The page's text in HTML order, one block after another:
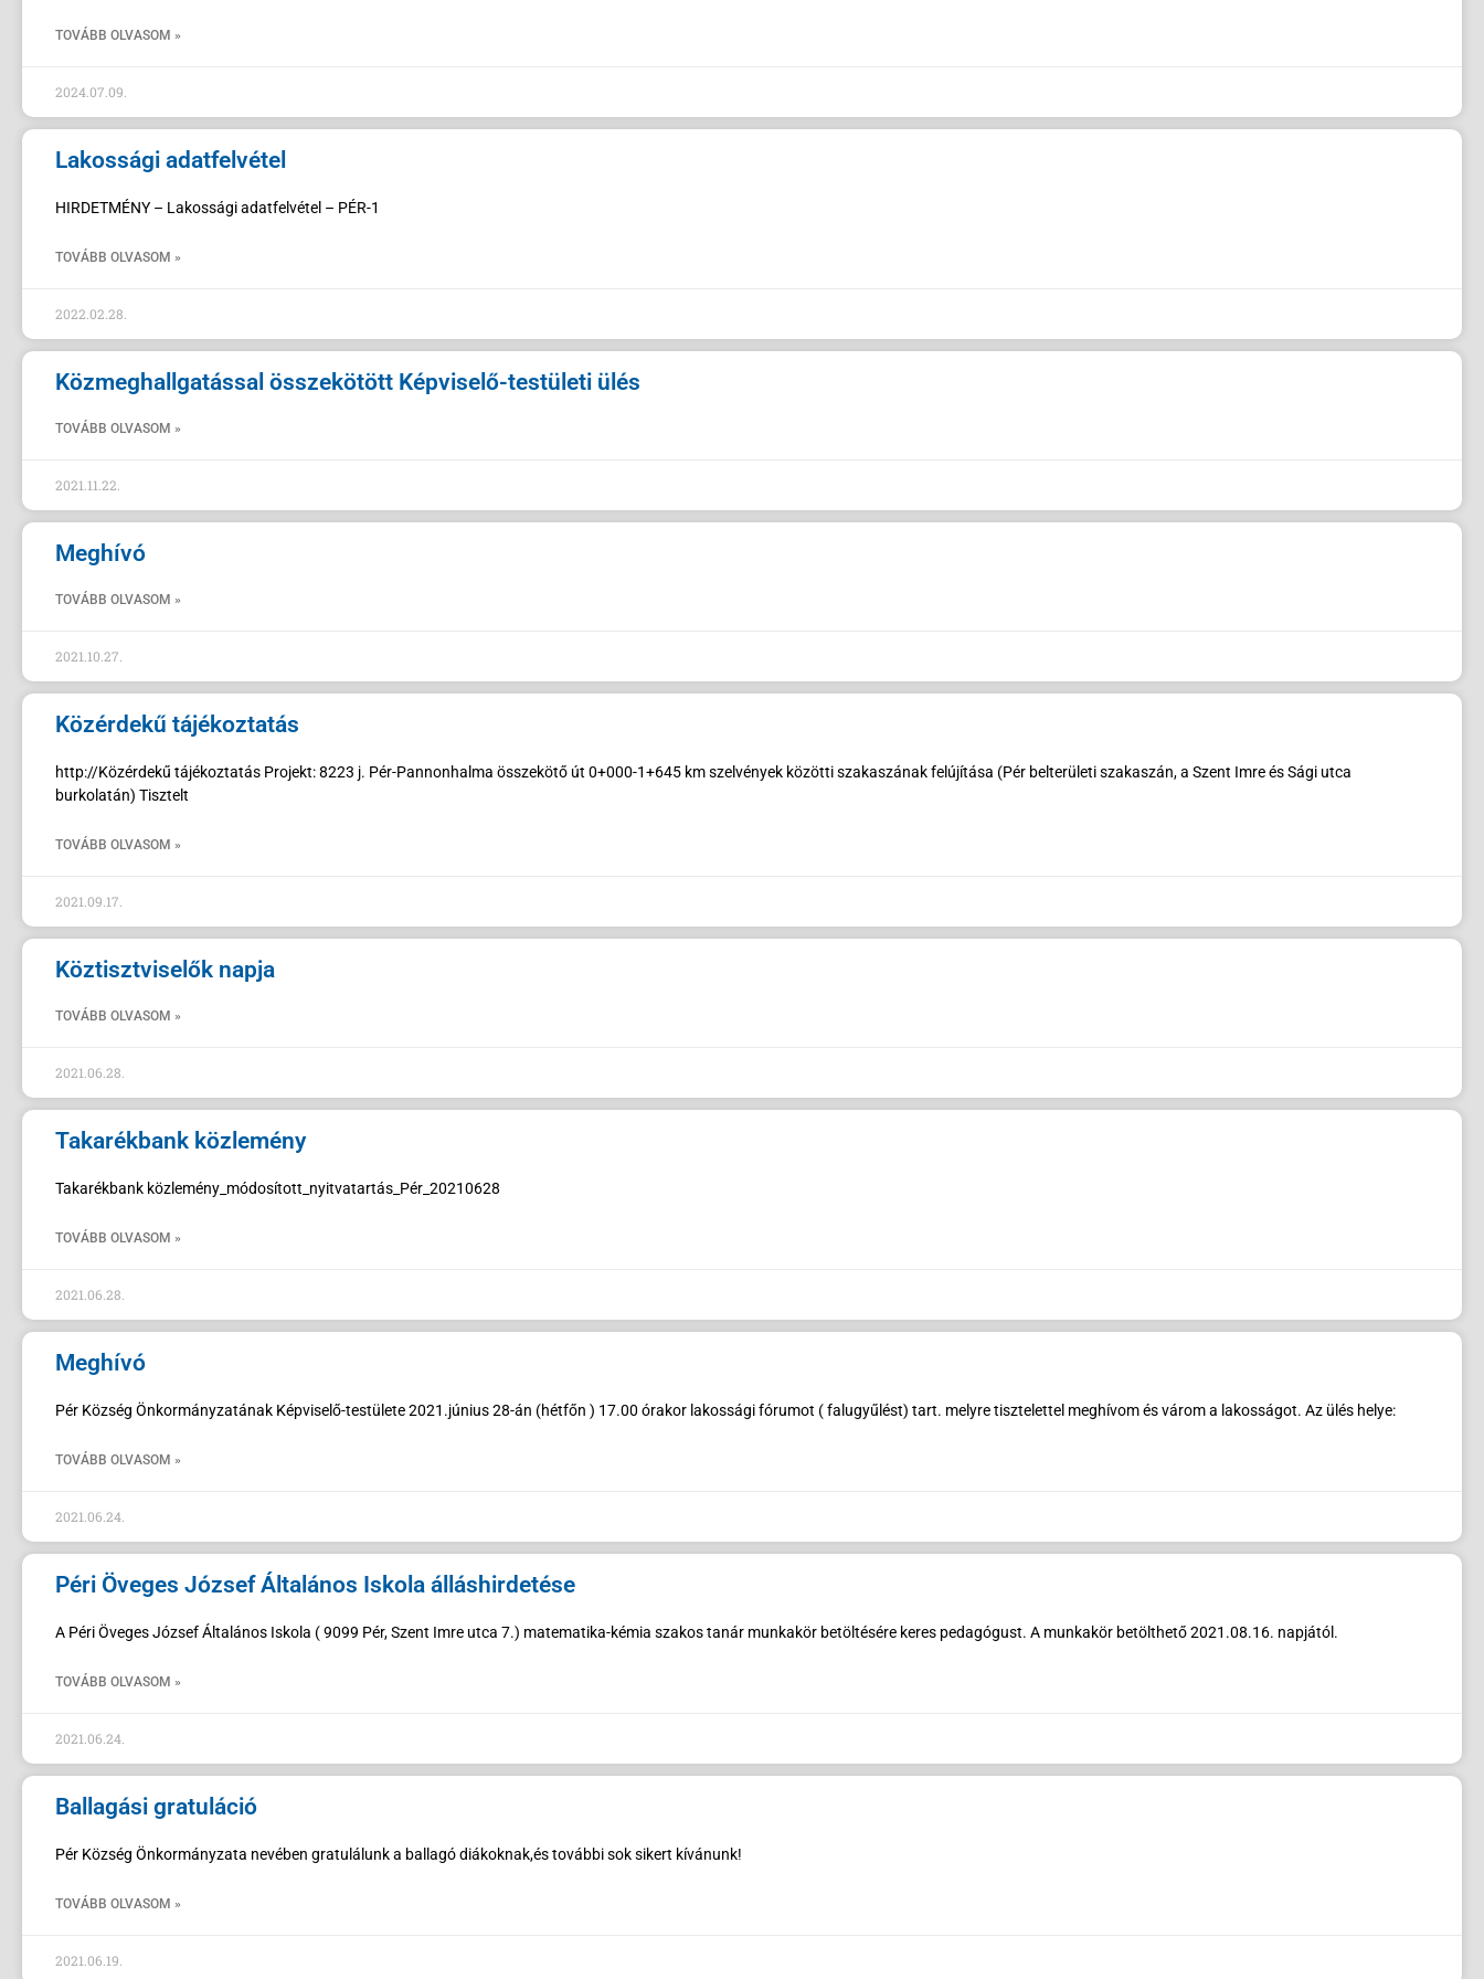
TOVÁBB OLVASOM »
2024.07.09.
Lakossági adatfelvétel
HIRDETMÉNY – Lakossági adatfelvétel – PÉR-1
TOVÁBB OLVASOM »
2022.02.28.
Közmeghallgatással összekötött Képviselő-testületi ülés
TOVÁBB OLVASOM »
2021.11.22.
Meghívó
TOVÁBB OLVASOM »
2021.10.27.
Közérdekű tájékoztatás
http://Közérdekű tájékoztatás Projekt: 8223 j. Pér-Pannonhalma összekötő út 0+000-1+645 km szelvények közötti szakaszának felújítása (Pér belterületi szakaszán, a Szent Imre és Sági utca
burkolatán) Tisztelt
TOVÁBB OLVASOM »
2021.09.17.
Köztisztviselők napja
TOVÁBB OLVASOM »
2021.06.28.
Takarékbank közlemény
Takarékbank közlemény_módosított_nyitvatartás_Pér_20210628
TOVÁBB OLVASOM »
2021.06.28.
Meghívó
Pér Község Önkormányzatának Képviselő-testülete 2021.június 28-án (hétfőn ) 17.00 órakor lakossági fórumot ( falugyűlést) tart. melyre tisztelettel meghívom és várom a lakosságot. Az ülés helye:
TOVÁBB OLVASOM »
2021.06.24.
Péri Öveges József Általános Iskola álláshirdetése
A Péri Öveges József Általános Iskola ( 9099 Pér, Szent Imre utca 7.) matematika-kémia szakos tanár munkakör betöltésére keres pedagógust. A munkakör betölthető 2021.08.16. napjától.
TOVÁBB OLVASOM »
2021.06.24.
Ballagási gratuláció
Pér Község Önkormányzata nevében gratulálunk a ballagó diákoknak,és további sok sikert kívánunk!
TOVÁBB OLVASOM »
2021.06.19.